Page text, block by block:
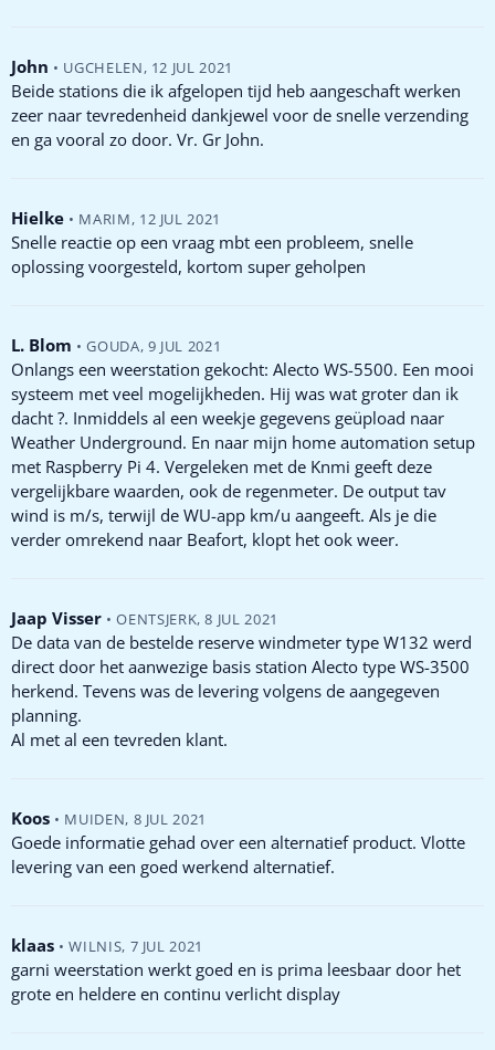
John • UGCHELEN, 12 JUL 2021
Beide stations die ik afgelopen tijd heb aangeschaft werken
zeer naar tevredenheid dankjewel voor de snelle verzending
en ga vooral zo door. Vr. Gr John.
Hielke • MARIM, 12 JUL 2021
Snelle reactie op een vraag mbt een probleem, snelle
oplossing voorgesteld, kortom super geholpen
L. Blom • GOUDA, 9 JUL 2021
Onlangs een weerstation gekocht: Alecto WS-5500. Een mooi
systeem met veel mogelijkheden. Hij was wat groter dan ik
dacht ?. Inmiddels al een weekje gegevens geüpload naar
Weather Underground. En naar mijn home automation setup
met Raspberry Pi 4. Vergeleken met de Knmi geeft deze
vergelijkbare waarden, ook de regenmeter. De output tav
wind is m/s, terwijl de WU-app km/u aangeeft. Als je die
verder omrekend naar Beafort, klopt het ook weer.
Jaap Visser • OENTSJERK, 8 JUL 2021
De data van de bestelde reserve windmeter type W132 werd
direct door het aanwezige basis station Alecto type WS-3500
herkend. Tevens was de levering volgens de aangegeven
planning.
Al met al een tevreden klant.
Koos • MUIDEN, 8 JUL 2021
Goede informatie gehad over een alternatief product. Vlotte
levering van een goed werkend alternatief.
klaas • WILNIS, 7 JUL 2021
garni weerstation werkt goed en is prima leesbaar door het
grote en heldere en continu verlicht display